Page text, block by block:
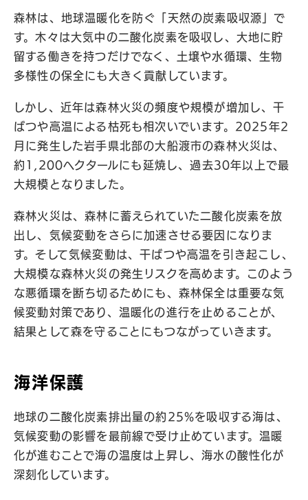
森林は、地球温暖化を防ぐ「天然の炭素吸収源」で
す。木々は大気中の二酸化炭素を吸収し、大地に貯
留する働きを持つだけでなく、土壌や水循環、生物
多様性の保全にも大きく貢献しています。
しかし、近年は森林火災の頻度や規模が増加し、干
ばつや高温による枯死も相次いでいます。2025年2
月に発生した岩手県北部の大船渡市の森林火災は、
約1,200ヘクタールにも延焼し、過去30年以上で最
大規模となりました。
森林火災は、森林に蓄えられていた二酸化炭素を放
出し、気候変動をさらに加速させる要因になりま
す。そして気候変動は、干ばつや高温を引き起こし、
大規模な森林火災の発生リスクを高めます。このよう
な悪循環を断ち切るためにも、森林保全は重要な気
候変動対策であり、温暖化の進行を止めることが、
結果として森を守ることにもつながっていきます。
海洋保護
地球の二酸化炭素排出量の約25%を吸収する海は、
気候変動の影響を最前線で受け止めています。温暖
化が進むことで海の温度は上昇し、海水の酸性化が
深刻化しています。